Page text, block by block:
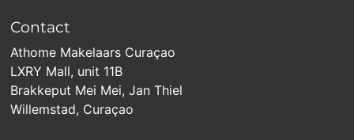
Contact
Athome Makelaars Curaçao
LXRY Mall, unit 11B
Brakkeput Mei Mei, Jan Thiel
Willemstad, Curaçao